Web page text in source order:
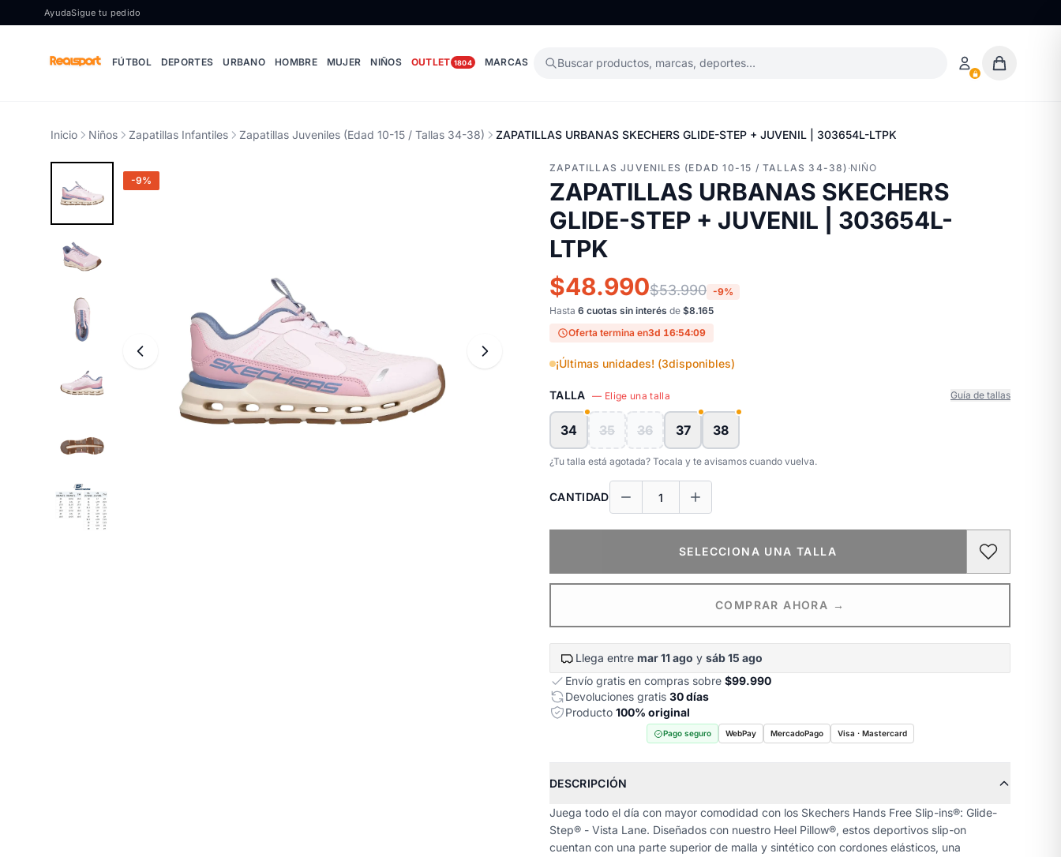
Ir al contenido
AyudaSigue tu pedido
FÚTBOL DEPORTES URBANO HOMBRE MUJER NIÑOS OUTLET 1804 MARCAS Buscar productos, marcas, deportes…
Inicio Niños Zapatillas Infantiles Zapatillas Juveniles (Edad 10-15 / Tallas 34-38) ZAPATILLAS URBANAS SKECHERS GLIDE-STEP + JUVENIL | 303654L-LTPK
-9%
ZAPATILLAS JUVENILES (EDAD 10-15 / TALLAS 34-38) ·NIÑO
ZAPATILLAS URBANAS SKECHERS
GLIDE-STEP + JUVENIL | 303654L-
LTPK
$48.990$53.990 -9%
Hasta 6 cuotas sin interés de $8.165
Oferta termina en3d 16:54:08
¡Últimas unidades! (3disponibles)
TALLA — Elige una talla Guía de tallas
34 35 36 37 38
¿Tu talla está agotada? Tocala y te avisamos cuando vuelva.
CANTIDAD
SELECCIONA UNA TALLA
COMPRAR AHORA →
Llega entre mar 11 ago y sáb 15 ago
Envío gratis en compras sobre $99.990
Devoluciones gratis 30 días
Producto 100% original
Pago seguro WebPay MercadoPago Visa · Mastercard
DESCRIPCIÓN
Juega todo el día con mayor comodidad con los Skechers Hands Free Slip-ins®: Glide-
Step® - Vista Lane. Diseñados con nuestro Heel Pillow®, estos deportivos slip-on
cuentan con una parte superior de malla y sintético con cordones elásticos, una